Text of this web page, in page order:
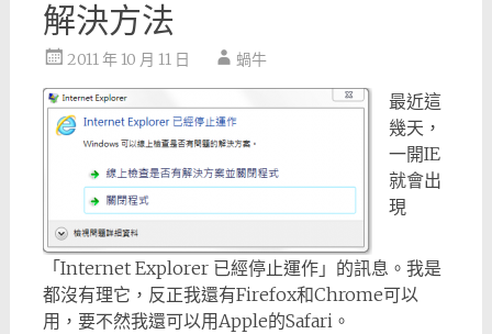
解決方法
2011 年 10 月 11 日 蝸牛
最近這
幾天，
一開IE
就會出
現
「Internet Explorer 已經停止運作」的訊息。我是
都沒有理它，反正我還有Firefox和Chrome可以
用，要不然我還可以用Apple的Safari。